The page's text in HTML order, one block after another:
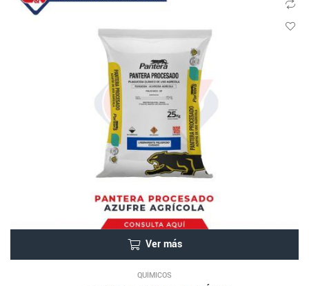
Ver más
QUÍMICOS